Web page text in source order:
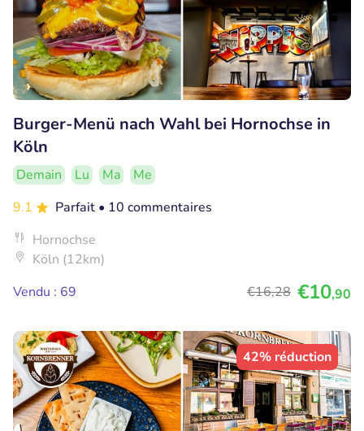
Burger-Menü nach Wahl bei Hornochse in
Köln
Demain Lu Ma
Me
9.1
Parfait • 10 commentaires
Hornochse
Köln (12km)
Vendu : 69
€16,28 €10,90
42% réduction